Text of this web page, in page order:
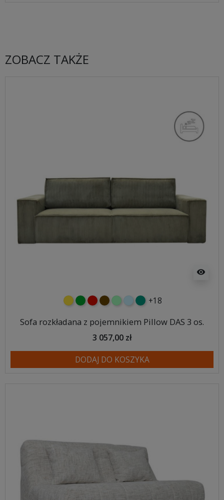
ZOBACZ TAKŻE
visibility
żółtyzielonyczerwony
czekoladowy
miętowybłękitny
turkusowy
+18
Sofa rozkładana z pojemnikiem Pillow DAS 3 os.
3 057,00 zł
DODAJ DO KOSZYKA